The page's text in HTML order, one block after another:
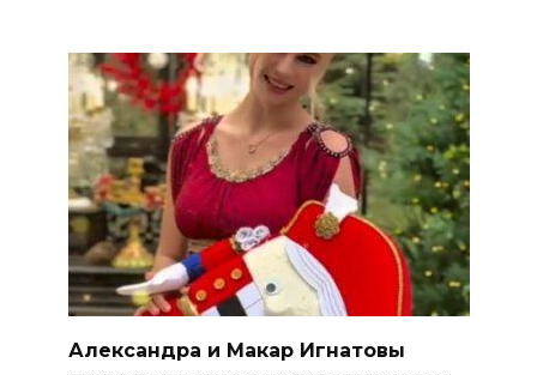
Александра и Макар Игнатовы